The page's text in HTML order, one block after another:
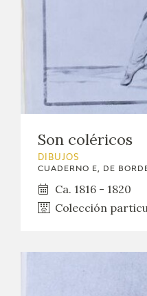
Son coléricos
DIBUJOS
CUADERNO E, DE
Ca. 1816 - 1820
Colección